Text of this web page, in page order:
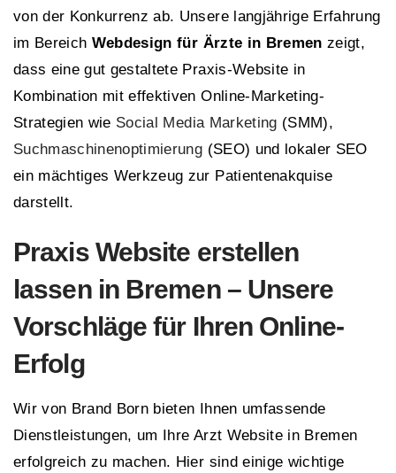
von der Konkurrenz ab. Unsere langjährige Erfahrung
im Bereich Webdesign für Ärzte in Bremen zeigt,
dass eine gut gestaltete Praxis-Website in
Kombination mit effektiven Online-Marketing-
Strategien wie Social Media Marketing (SMM),
Suchmaschinenoptimierung (SEO) und lokaler SEO
ein mächtiges Werkzeug zur Patientenakquise
darstellt.
Praxis Website erstellen
lassen in Bremen – Unsere
Vorschläge für Ihren Online-
Erfolg
Wir von Brand Born bieten Ihnen umfassende
Dienstleistungen, um Ihre Arzt Website in Bremen
erfolgreich zu machen. Hier sind einige wichtige